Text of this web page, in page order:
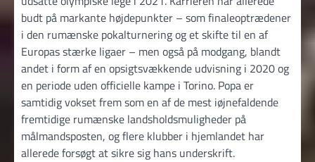
budt på markante højdepunkter – som finaleoptrædener
i den rumænske pokalturnering og et skifte til en af
Europas stærke ligaer – men også på modgang, blandt
andet i form af en opsigtsvækkende udvisning i 2020 og
en periode uden officielle kampe i Torino. Popa er
samtidig vokset frem som en af de mest iøjnefaldende
fremtidige rumænske landsholdsmuligheder på
målmandsposten, og flere klubber i hjemlandet har
allerede forsøgt at sikre sig hans underskrift.